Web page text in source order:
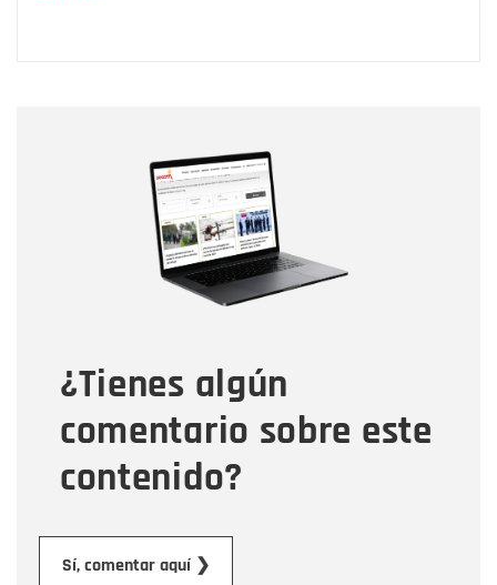
¿Tienes algún
comentario sobre este
contenido?
Sí, comentar aquí ❯
Correo electrónico
Tipo de comentario
Mensaje